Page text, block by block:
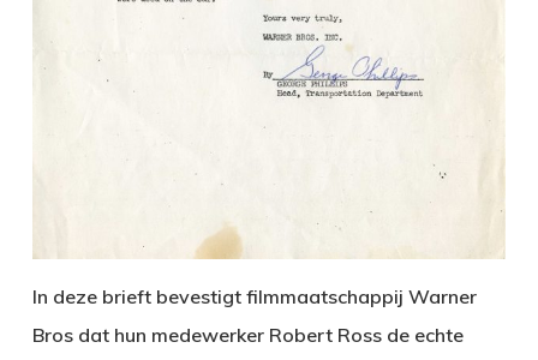
In deze brieft bevestigt filmmaatschappij Warner
Bros dat hun medewerker Robert Ross de echte